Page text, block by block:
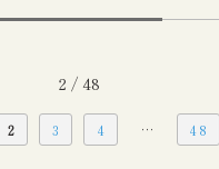
2 / 48
2 3 4 … 48